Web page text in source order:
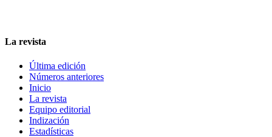
La revista
Última edición
Números anteriores
Inicio
La revista
Equipo editorial
Indización
Estadísticas